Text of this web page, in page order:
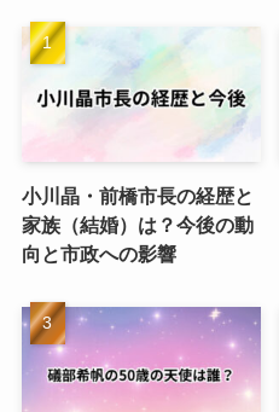
小川晶・前橋市長の経歴と
家族（結婚）は？今後の動
向と市政への影響